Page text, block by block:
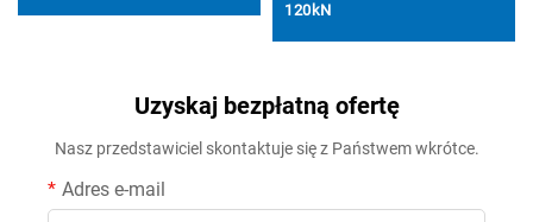
120kN
Uzyskaj bezpłatną ofertę
Nasz przedstawiciel skontaktuje się z Państwem wkrótce.
Adres e-mail